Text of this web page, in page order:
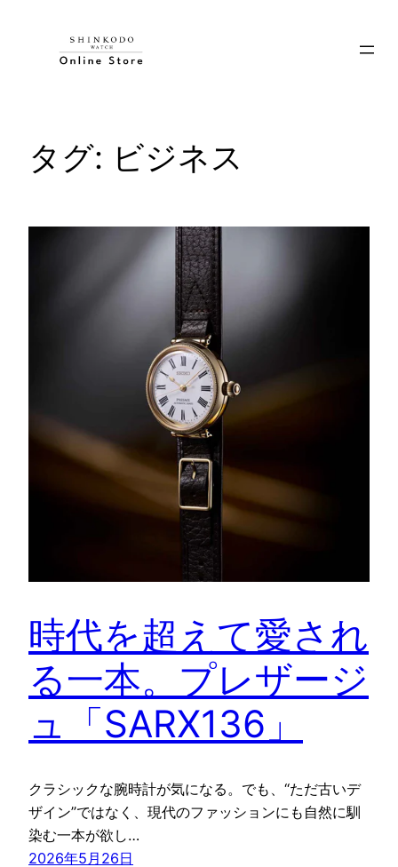
タグ: ビジネス
時代を超えて愛され
る一本。プレザージ
ュ「SARX136」
クラシックな腕時計が気になる。でも、“ただ古いデ
ザイン”ではなく、現代のファッションにも自然に馴
染む一本が欲し…
2026年5月26日